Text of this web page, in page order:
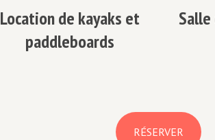
Location de kayaks et
paddleboards
RÉSERVER